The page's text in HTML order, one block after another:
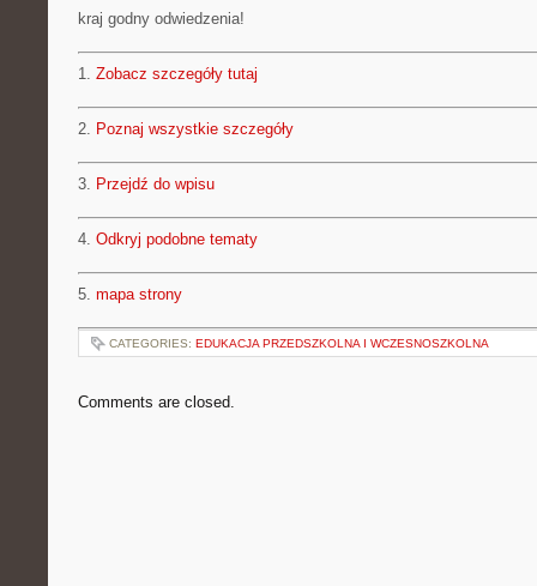
kraj godny odwiedzenia!
1. Zobacz szczegóły tutaj
2. Poznaj wszystkie szczegóły
3. Przejdź do wpisu
4. Odkryj podobne tematy
5. mapa strony
CATEGORIES: EDUKACJA PRZEDSZKOLNA I WCZESNOSZKOLNA
Comments are closed.